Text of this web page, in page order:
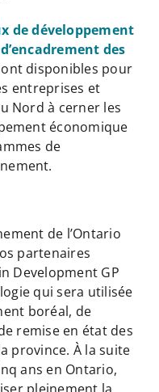
de développement
des
disponibles pour
entreprises et
Nord à cerner les
économique
de
de l’Ontario
partenaires
Development GP
qui sera utilisée
boréal, de
remise en état des
province. À la suite
ans en Ontario,